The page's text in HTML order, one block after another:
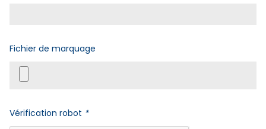
Fichier de marquage
Vérification robot *